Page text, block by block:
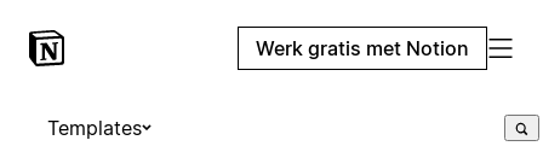
Werk gratis met Notion
Templates